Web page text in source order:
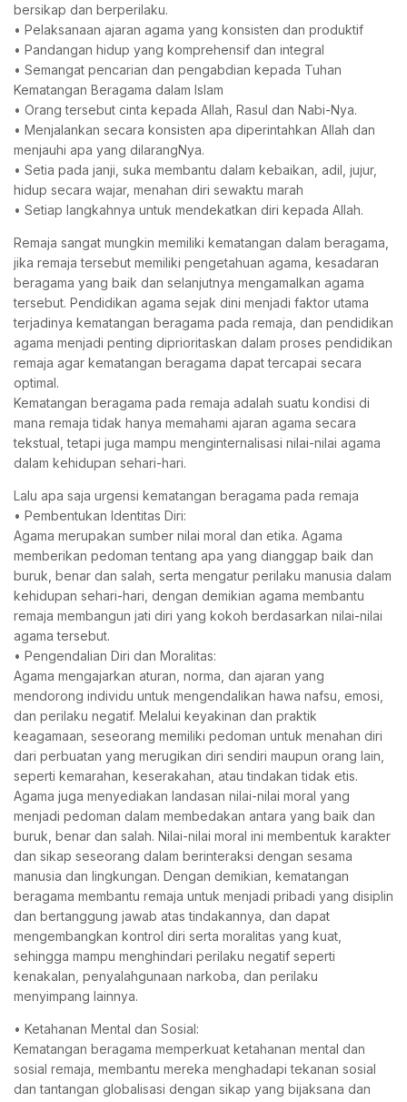
bersikap dan berperilaku.
• Pelaksanaan ajaran agama yang konsisten dan produktif
• Pandangan hidup yang komprehensif dan integral
• Semangat pencarian dan pengabdian kepada Tuhan
Kematangan Beragama dalam Islam
• Orang tersebut cinta kepada Allah, Rasul dan Nabi-Nya.
• Menjalankan secara konsisten apa diperintahkan Allah dan
menjauhi apa yang dilarangNya.
• Setia pada janji, suka membantu dalam kebaikan, adil, jujur,
hidup secara wajar, menahan diri sewaktu marah
• Setiap langkahnya untuk mendekatkan diri kepada Allah.
Remaja sangat mungkin memiliki kematangan dalam beragama,
jika remaja tersebut memiliki pengetahuan agama, kesadaran
beragama yang baik dan selanjutnya mengamalkan agama
tersebut. Pendidikan agama sejak dini menjadi faktor utama
terjadinya kematangan beragama pada remaja, dan pendidikan
agama menjadi penting diprioritaskan dalam proses pendidikan
remaja agar kematangan beragama dapat tercapai secara
optimal.
Kematangan beragama pada remaja adalah suatu kondisi di
mana remaja tidak hanya memahami ajaran agama secara
tekstual, tetapi juga mampu menginternalisasi nilai-nilai agama
dalam kehidupan sehari-hari.
Lalu apa saja urgensi kematangan beragama pada remaja
• Pembentukan Identitas Diri:
Agama merupakan sumber nilai moral dan etika. Agama
memberikan pedoman tentang apa yang dianggap baik dan
buruk, benar dan salah, serta mengatur perilaku manusia dalam
kehidupan sehari-hari, dengan demikian agama membantu
remaja membangun jati diri yang kokoh berdasarkan nilai-nilai
agama tersebut.
• Pengendalian Diri dan Moralitas:
Agama mengajarkan aturan, norma, dan ajaran yang
mendorong individu untuk mengendalikan hawa nafsu, emosi,
dan perilaku negatif. Melalui keyakinan dan praktik
keagamaan, seseorang memiliki pedoman untuk menahan diri
dari perbuatan yang merugikan diri sendiri maupun orang lain,
seperti kemarahan, keserakahan, atau tindakan tidak etis.
Agama juga menyediakan landasan nilai-nilai moral yang
menjadi pedoman dalam membedakan antara yang baik dan
buruk, benar dan salah. Nilai-nilai moral ini membentuk karakter
dan sikap seseorang dalam berinteraksi dengan sesama
manusia dan lingkungan. Dengan demikian, kematangan
beragama membantu remaja untuk menjadi pribadi yang disiplin
dan bertanggung jawab atas tindakannya, dan dapat
mengembangkan kontrol diri serta moralitas yang kuat,
sehingga mampu menghindari perilaku negatif seperti
kenakalan, penyalahgunaan narkoba, dan perilaku
menyimpang lainnya.
• Ketahanan Mental dan Sosial:
Kematangan beragama memperkuat ketahanan mental dan
sosial remaja, membantu mereka menghadapi tekanan sosial
dan tantangan globalisasi dengan sikap yang bijaksana dan